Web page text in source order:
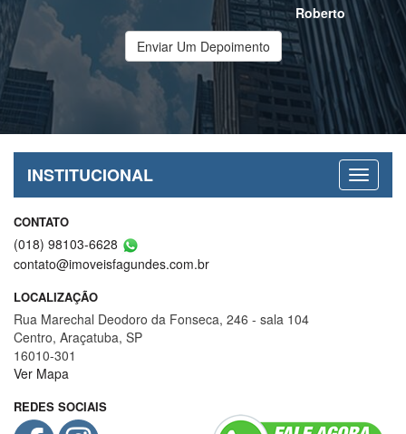
Roberto
Enviar Um Depoimento
INSTITUCIONAL
CONTATO
(018) 98103-6628
contato@imoveisfagundes.com.br
LOCALIZAÇÃO
Rua Marechal Deodoro da Fonseca, 246 - sala 104
Centro, Araçatuba, SP
16010-301
Ver Mapa
REDES SOCIAIS